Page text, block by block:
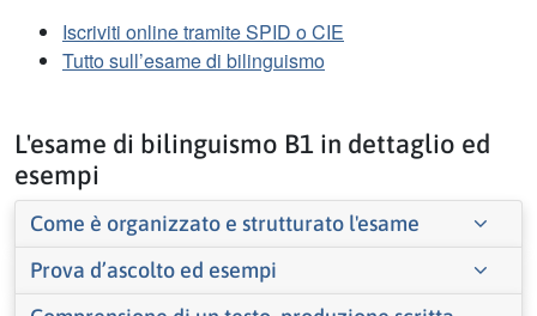
Iscriviti online tramite SPID o CIE
Tutto sull’esame di bilinguismo
L'esame di bilinguismo B1 in dettaglio ed
esempi
Come è organizzato e strutturato l'esame
Prova d’ascolto ed esempi